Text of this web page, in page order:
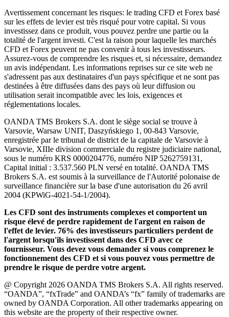
Avertissement concernant les risques: le trading CFD et Forex basé
sur les effets de levier est très risqué pour votre capital. Si vous
investissez dans ce produit, vous pouvez perdre une partie ou la
totalité de l'argent investi. C'est la raison pour laquelle les marchés
CFD et Forex peuvent ne pas convenir à tous les investisseurs.
Assurez-vous de comprendre les risques et, si nécessaire, demandez
un avis indépendant. Les informations reprises sur ce site web ne
s'adressent pas aux destinataires d'un pays spécifique et ne sont pas
destinées à être diffusées dans des pays où leur diffusion ou
utilisation serait incompatible avec les lois, exigences et
réglementations locales.
OANDA TMS Brokers S.A. dont le siège social se trouve à
Varsovie, Warsaw UNIT, Daszyńskiego 1, 00-843 Varsovie,
enregistrée par le tribunal de district de la capitale de Varsovie à
Varsovie, XIIIe division commerciale du registre judiciaire national,
sous le numéro KRS 0000204776, numéro NIP 5262759131,
Capital initial : 3.537.560 PLN versé en totalité. OANDA TMS
Brokers S.A. est soumis à la surveillance de l'Autorité polonaise de
surveillance financière sur la base d'une autorisation du 26 avril
2004 (KPWiG-4021-54-1/2004).
Les CFD sont des instruments complexes et comportent un
risque élevé de perdre rapidement de l'argent en raison de
l'effet de levier. 76% des investisseurs particuliers perdent de
l'argent lorsqu'ils investissent dans des CFD avec ce
fournisseur. Vous devez vous demander si vous comprenez le
fonctionnement des CFD et si vous pouvez vous permettre de
prendre le risque de perdre votre argent.
@ Copyright 2026 OANDA TMS Brokers S.A. All rights reserved.
“OANDA”, “fxTrade” and OANDA’s “fx” family of trademarks are
owned by OANDA Corporation. All other trademarks appearing on
this website are the property of their respective owner.